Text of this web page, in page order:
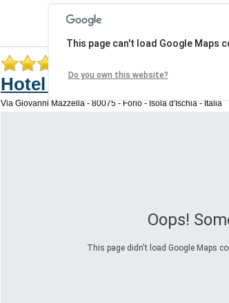
Hotel Santa Lucia
Via Giovanni Mazzella - 80075 - Forio - Isola d'Ischia - Italia
Oops!
This page didn't load Google Maps
This page can't load Google Maps
Do you own this website?